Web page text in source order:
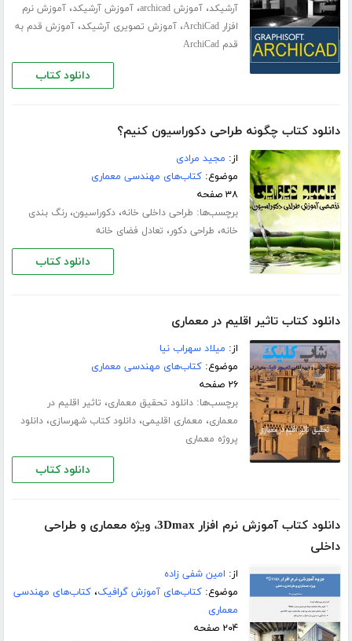
آرشیکد،آموزش archicad ،آموزش آرشیکد،آموزش نرم
افزار ArchiCad
،آموزش تصویری آرشیکد،آموزش قدم به
قدم ArchiCad
دانلود کتاب
دانلود کتاب چگونه طراحی دکوراسیون کنیم؟
از: مجید مرادی
موضوع:کتاب‌های مهندسی معماری
۳۸ صفحه
برچسب‌ها: طراحی داخلی خانه،دکوراسیون،رنگ بندی
خانه، طراحی دکور، تعادل فضای خانه
دانلود کتاب
دانلود کتاب تاثیر اقلیم در معماری
از: میلاد سهراب نیا
موضوع:کتاب‌های مهندسی معماری
۲۶ صفحه
برچسب‌ها:دانلود تحقیق معماری، تاثیر اقلیم در
معماری، معماری اقلیمی،دانلود کتاب شهرسازی،دانلود
پروژه معماری
دانلود کتاب
دانلود کتاب آموزش نرم افزار 3Dmax، ویژه معماری و طراحی
داخلی
از: امین شفی زاده
موضوع:کتاب‌های آموزش گرافیک،کتاب‌های مهندسی
معماری
۲۰۴ صفحه